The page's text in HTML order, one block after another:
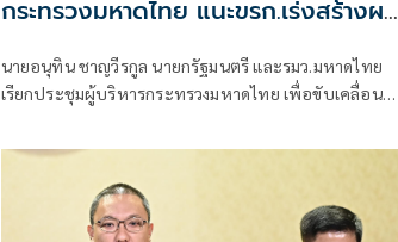
กระทรวงมหาดไทย แนะขรก.เร่งสร้างผล
นายอนุทิน ชาญวีรกูล นายกรัฐมนตรี และรมว.มหาดไทย
เรียกประชุมผู้บริหารกระทรวงมหาดไทย เพื่อขับเคลื่อน
รัฐมนตรีช่วยว่าการกระทรวงมหาดไทย นายเจเศรษฐ์ ไทย